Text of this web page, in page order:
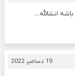
انشالله…
19 دسامبر 2022